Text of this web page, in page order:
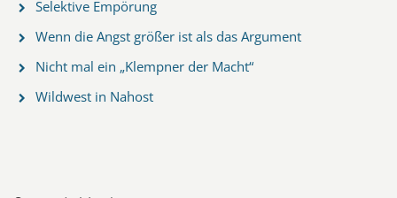
Selektive Empörung
Wenn die Angst größer ist als das Argument
Nicht mal ein „Klempner der Macht“
Wildwest in Nahost